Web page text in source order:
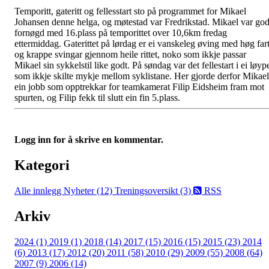
Temporitt, gateritt og fellesstart sto på programmet for Mikael
Johansen denne helga, og møtestad var Fredrikstad. Mikael var
fornøgd med 16.plass på temporittet over 10,6km fredag
ettermiddag. Gaterittet på lørdag er ei vanskeleg øving med høg fart
og krappe svingar gjennom heile rittet, noko som ikkje passar
Mikael sin sykkelstil like godt. På søndag var det fellestart i ei
som ikkje skilte mykje mellom syklistane. Her gjorde derfor Mikael
ein jobb som opptrekkar for teamkamerat Filip Eidsheim fram mot
spurten, og Filip fekk til slutt ein fin 5.plass.
Logg inn for å skrive en kommentar.
Kategori
Alle innlegg Nyheter (12) Treningsoversikt (3) RSS
Arkiv
2024 (1) 2019 (1) 2018 (14) 2017 (15) 2016 (15) 2015 (23) 2014
(6) 2013 (17) 2012 (20) 2011 (58) 2010 (29) 2009 (55) 2008 (64)
2007 (9) 2006 (14)